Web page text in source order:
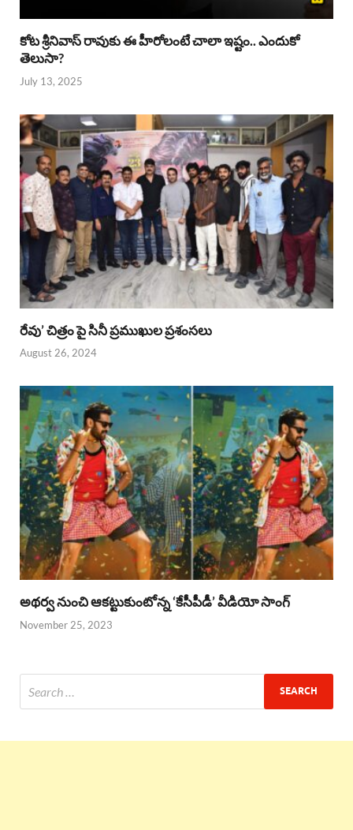
కోట శ్రీనివాస్ రావుకు ఈ హీరోలంటే చాలా ఇష్టం.. ఎందుకో
తెలుసా?
July 13, 2025
రేవు’ చిత్రం పై సినీ ప్రముఖుల ప్రశంసలు
August 26, 2024
అథర్వ నుంచి ఆకట్టుకుంటోన్న ‘కేసీపీడీ’ వీడియో సాంగ్
November 25, 2023